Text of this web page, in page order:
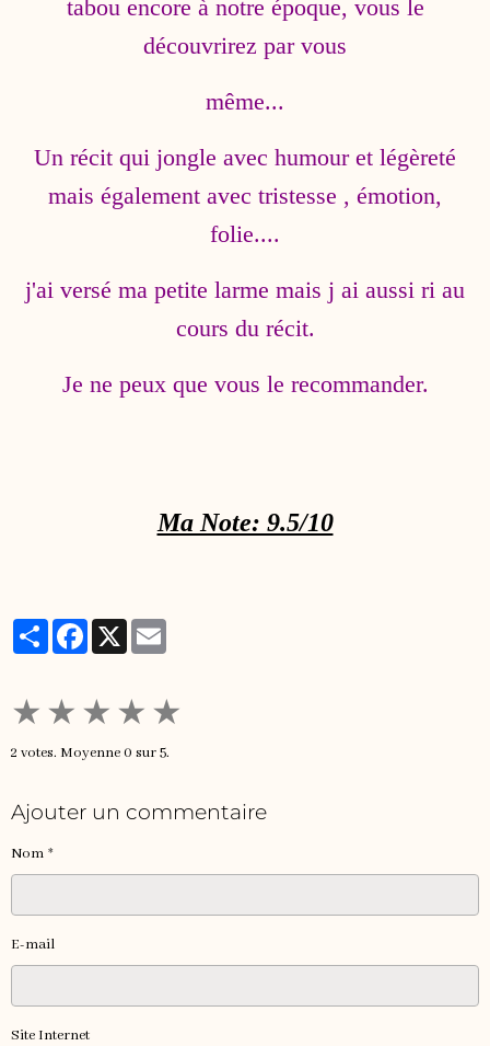
tabou encore à notre époque, vous le
découvrirez par vous
même...
Un récit qui jongle avec humour et légèreté
mais également avec tristesse , émotion,
folie....
j'ai versé ma petite larme mais j ai aussi ri au
cours du récit.
Je ne peux que vous le recommander.
Ma Note: 9.5/10
PartagerFacebook
X
★ ★ ★ ★ ★
2 votes. Moyenne0 sur 5.
Ajouter un commentaire
Nom
E-mail
Site Internet